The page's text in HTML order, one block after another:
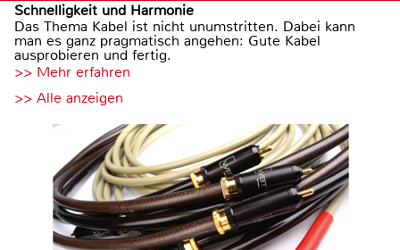
Schnelligkeit und Harmonie
Das Thema Kabel ist nicht unumstritten. Dabei kann
man es ganz pragmatisch angehen: Gute Kabel
ausprobieren und fertig.
>> Mehr erfahren
>> Alle anzeigen